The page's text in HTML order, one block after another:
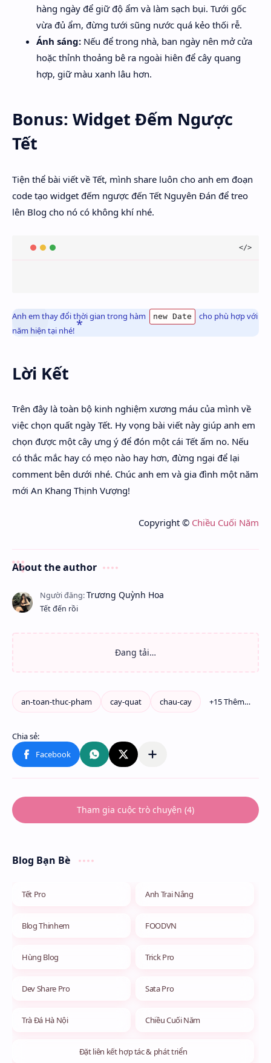
hàng ngày để giữ độ ẩm và làm sạch bụi. Tưới gốc
vừa đủ ẩm, đừng tưới sũng nước quá kẻo thối rễ.
Ánh sáng: Nếu để trong nhà, ban ngày nên mở cửa
hoặc thỉnh thoảng bê ra ngoài hiên để cây quang
hợp, giữ màu xanh lâu hơn.
Bonus: Widget Đếm Ngược
Tết
Tiện thể bài viết về Tết, mình share luôn cho anh em đoạn
code tạo widget đếm ngược đến Tết Nguyên Đán để treo
lên Blog cho nó có không khí nhé.
Anh em thay đổi thời gian trong hàm new Date
cho phù hợp với
năm hiện tại nhé!
Lời Kết
Trên đây là toàn bộ kinh nghiệm xương máu của mình về
việc chọn quất ngày Tết. Hy vọng bài viết này giúp anh em
chọn được một cây ưng ý để đón một cái Tết ấm no. Nếu
có thắc mắc hay có mẹo nào hay hơn, đừng ngại để lại
comment bên dưới nhé. Chúc anh em và gia đình một năm
mới An Khang Thịnh Vượng!
Copyright © Chiều Cuối Năm
About the author
Tết đến rồi
Tham gia cuộc trò chuyện (4)
Blog Bạn Bè
Tết Pro Anh Trai Nắng
Blog Thinhem FOODVN
Hùng Blog Trick Pro
Dev Share Pro Sata Pro
Trà Đá Hà Nội Chiều Cuối Năm
Đặt liên kết hợp tác & phát triển